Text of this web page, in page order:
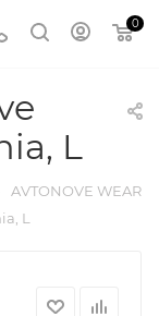
0
L
AVTONOVE WEAR
L